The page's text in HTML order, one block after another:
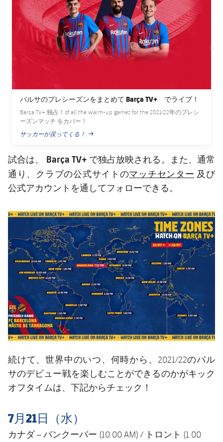
バルサのプレシーズンをまとめて Barça TV+ でライブ！
Barça TV+ 独占！of all the warm-up games for the 2021/22年のプレシ
ーズンマッチ をカバー！
サッカーが戻ってくる！
PUBLISHED NEWS
試合は、 Barça TV+ で独占放映される。また、通常
通り、クラブの公式サイトのマッチセンター 及び
公式アカウントを通してフォローできる。
続けて、世界中のいつ、何時から、2021/22のバル
サのデビュー戦を楽しむことができるのかがキック
オフタイムは、下記からチェック！
7月21日（水）
カナダ – バンクーバー (10.00 AM) / トロント (1.00